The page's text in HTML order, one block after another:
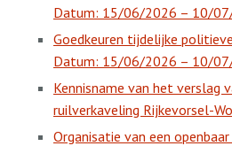
Datum: 15/06/2026 – 10/
Goedkeuren tijdelijke
Datum: 15/06/2026 – 10/
Kennisname van het verslag
ruilverkaveling Rijkevorsel-
Organisatie van een